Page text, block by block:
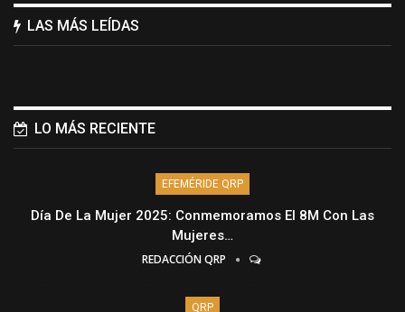
LAS MÁS LEÍDAS
LO MÁS RECIENTE
EFEMÉRIDE QRP
Día De La Mujer 2025: Conmemoramos El 8M Con Las
Mujeres…
REDACCIÓN QRP
QRP